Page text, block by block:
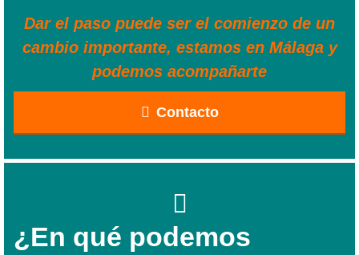
Dar el paso puede ser el comienzo de un
cambio importante, estamos en Málaga y
podemos acompañarte
Contacto
¿En qué podemos